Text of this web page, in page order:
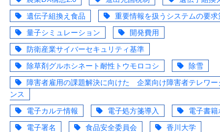
遺伝子組換え食品
重要情報を扱うシステムの要
量子シミュレーション
開発費用
防衛産業サイバーセキュリティ基準
除草剤グルホシネート耐性トウモロコシ
除雪
障害者雇用の課題解決に向けた 企業向け障害者テレワー
ンス
電子カルテ情報
電子処方箋導入
電子書
電子署名
食品安全委員会
香川大学